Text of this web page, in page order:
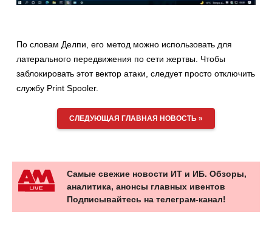
По словам Делпи, его метод можно использовать для
латерального передвижения по сети жертвы. Чтобы
заблокировать этот вектор атаки, следует просто отключить
службу Print Spooler.
СЛЕДУЮЩАЯ ГЛАВНАЯ НОВОСТЬ »
Самые свежие новости ИТ и ИБ. Обзоры,
аналитика, анонсы главных ивентов
Подписывайтесь на телеграм-канал!